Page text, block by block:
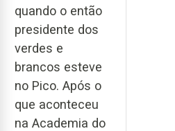
quando o então
presidente dos
verdes e
brancos esteve
no Pico. Após o
que aconteceu
na Academia do